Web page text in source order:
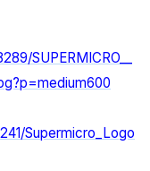
SUPERMICRO__
Supermicro_Logo